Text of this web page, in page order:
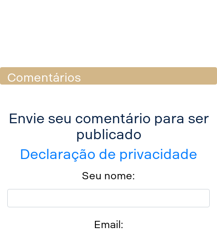
Share
LinkedIn
WhatsApp
Comentários
Envie seu comentário para ser
publicado
Declaração de privacidade
Seu nome:
Email: